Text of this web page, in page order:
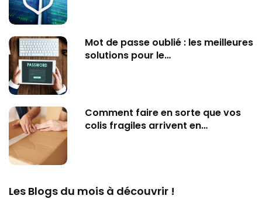
Mot de passe oublié : les meilleures
solutions pour le…
Comment faire en sorte que vos
colis fragiles arrivent en…
Les Blogs du mois à découvrir !